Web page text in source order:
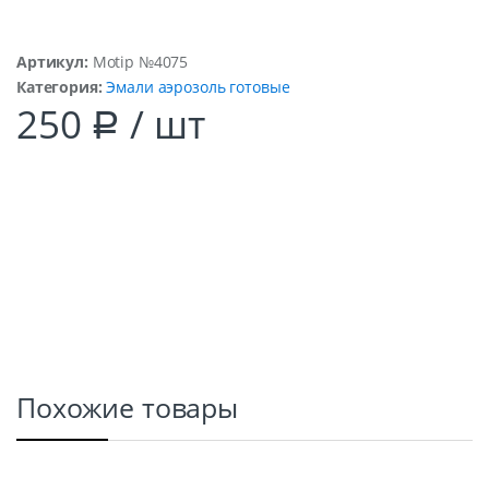
Артикул: Motip №4075
Категория:Эмали аэрозоль готовые
250 Р / шт
Похожие товары